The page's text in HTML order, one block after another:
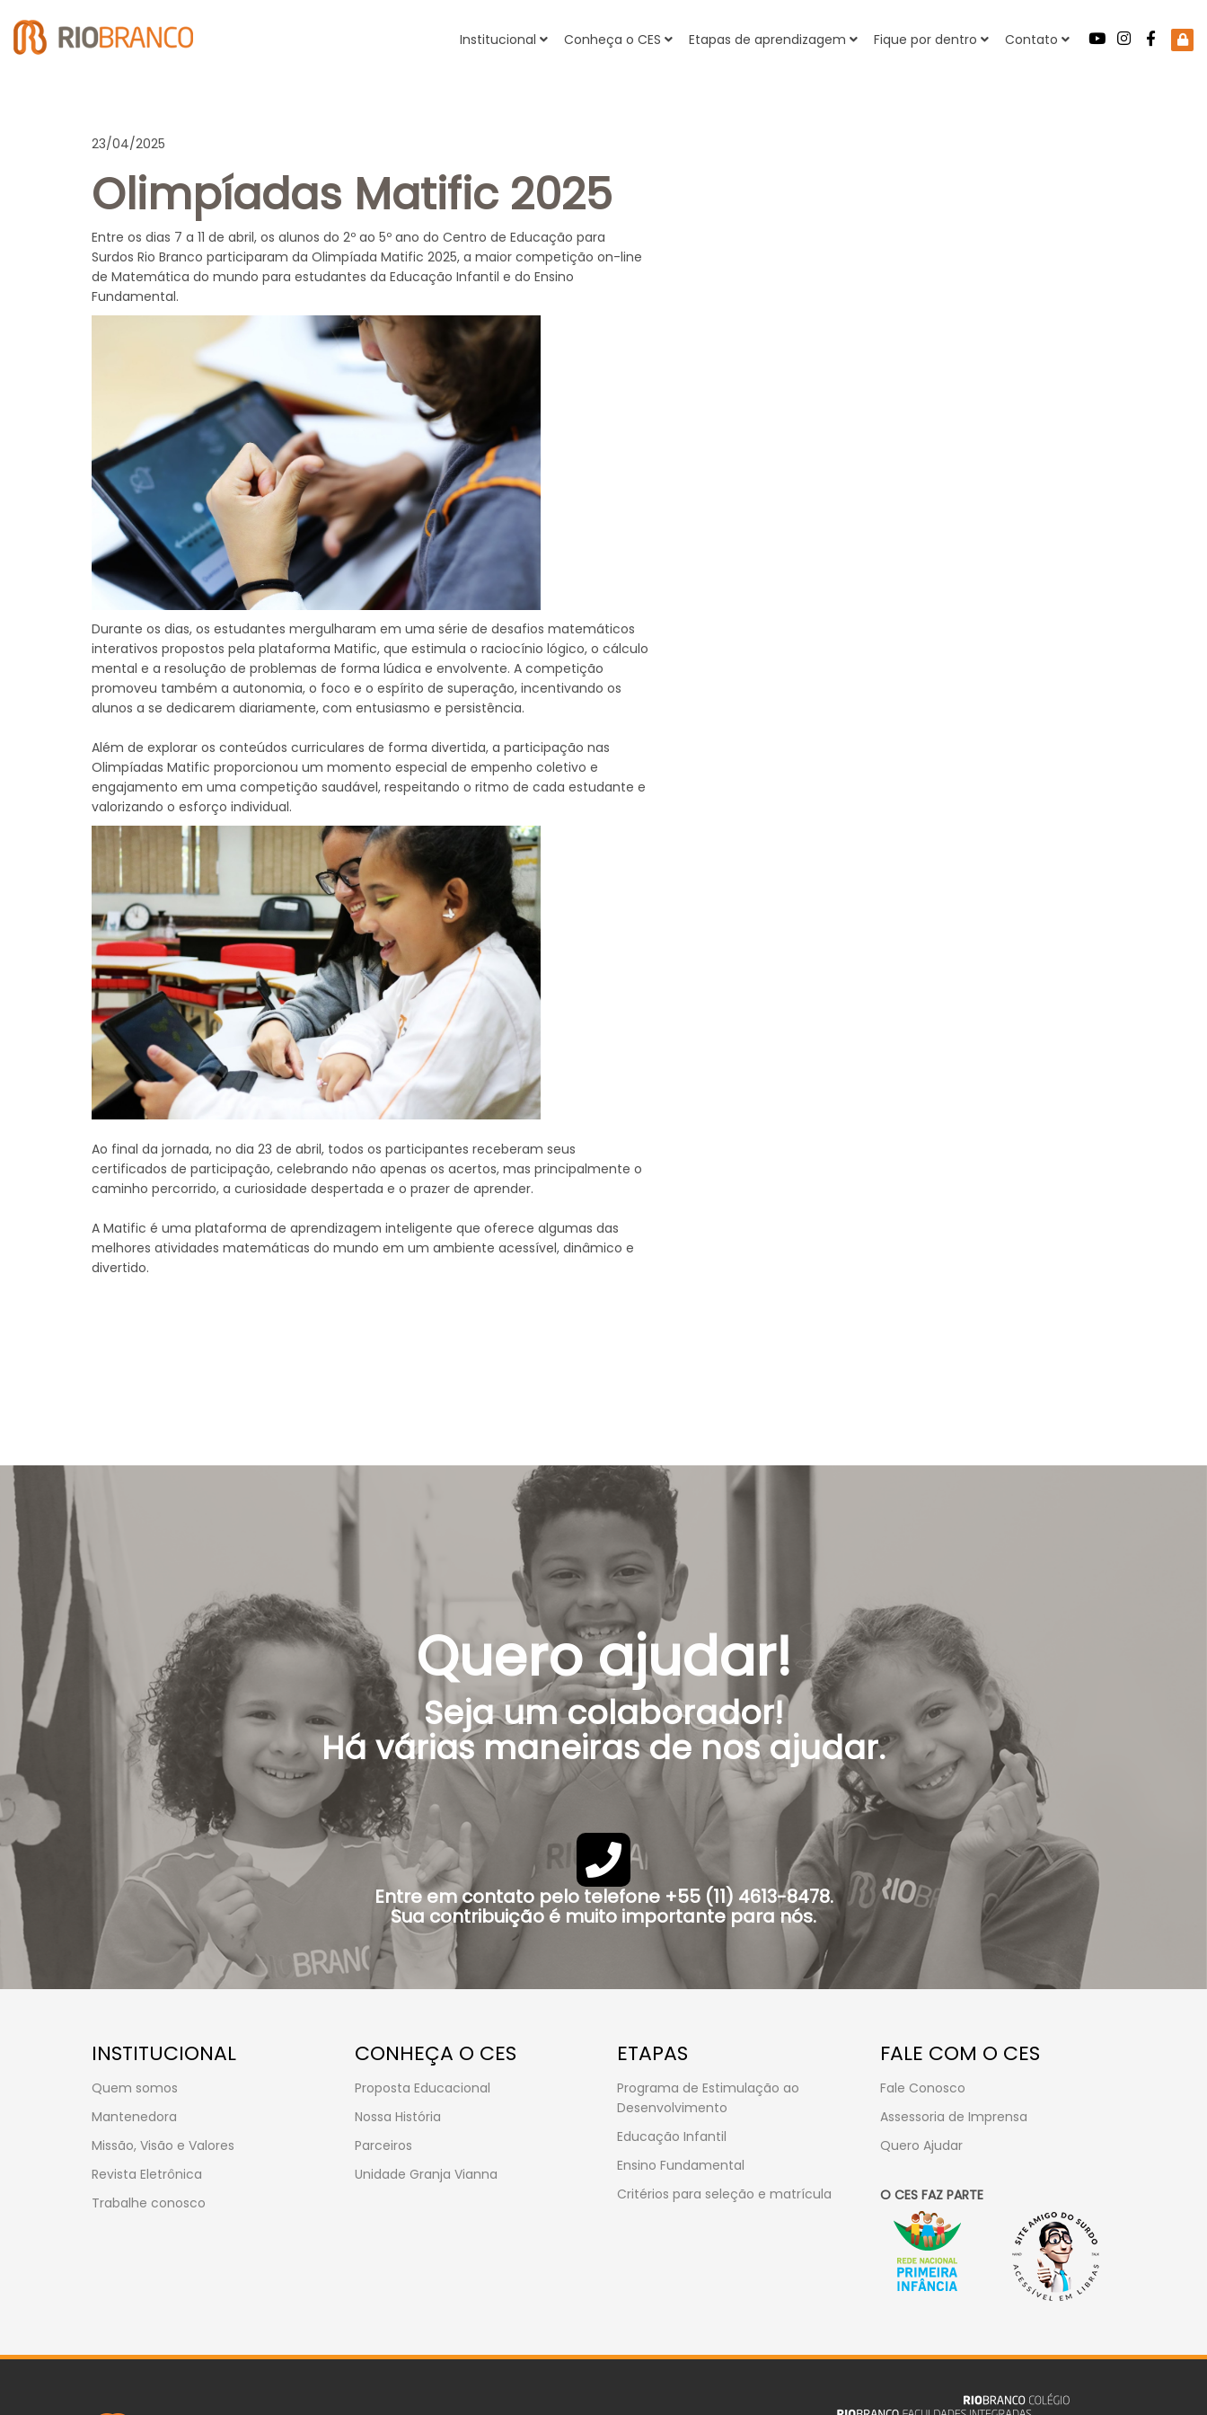
Institucional Conheça o CES Etapas de aprendizagem Fique por dentro Contato
23/04/2025
Olimpíadas Matific 2025
Entre os dias 7 a 11 de abril, os alunos do 2º ao 5º ano do Centro de Educação para
Surdos Rio Branco participaram da Olimpíada Matific 2025, a maior competição on-line
de Matemática do mundo para estudantes da Educação Infantil e do Ensino
Fundamental.
Durante os dias, os estudantes mergulharam em uma série de desafios matemáticos
interativos propostos pela plataforma Matific, que estimula o raciocínio lógico, o cálculo
mental e a resolução de problemas de forma lúdica e envolvente. A competição
promoveu também a autonomia, o foco e o espírito de superação, incentivando os
alunos a se dedicarem diariamente, com entusiasmo e persistência.
Além de explorar os conteúdos curriculares de forma divertida, a participação nas
Olimpíadas Matific proporcionou um momento especial de empenho coletivo e
engajamento em uma competição saudável, respeitando o ritmo de cada estudante e
valorizando o esforço individual.
Ao final da jornada, no dia 23 de abril, todos os participantes receberam seus
certificados de participação, celebrando não apenas os acertos, mas principalmente o
caminho percorrido, a curiosidade despertada e o prazer de aprender.
A Matific é uma plataforma de aprendizagem inteligente que oferece algumas das
melhores atividades matemáticas do mundo em um ambiente acessível, dinâmico e
divertido.
Quero ajudar!
Seja um colaborador!
Há várias maneiras de nos ajudar.
Entre em contato pelo telefone +55 (11) 4613-8478.
Sua contribuição é muito importante para nós.
INSTITUCIONAL
Quem somos
Mantenedora
Missão, Visão e Valores
Revista Eletrônica
Trabalhe conosco
CONHEÇA O CES
Proposta Educacional
Nossa História
Parceiros
Unidade Granja Vianna
ETAPAS
Programa de Estimulação ao
Desenvolvimento
Educação Infantil
Ensino Fundamental
Critérios para seleção e matrícula
FALE COM O CES
Fale Conosco
Assessoria de Imprensa
Quero Ajudar
O CES FAZ PARTE